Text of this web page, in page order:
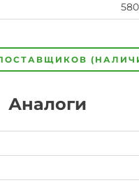
580
Аналоги